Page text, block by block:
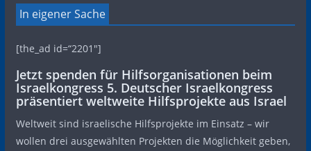
In eigener Sache
[the_ad id=“2201″]
Jetzt spenden für Hilfsorganisationen beim
Israelkongress 5. Deutscher Israelkongress
präsentiert weltweite Hilfsprojekte aus Israel
Weltweit sind israelische Hilfsprojekte im Einsatz – wir
wollen drei ausgewählten Projekten die Möglichkeit geben,